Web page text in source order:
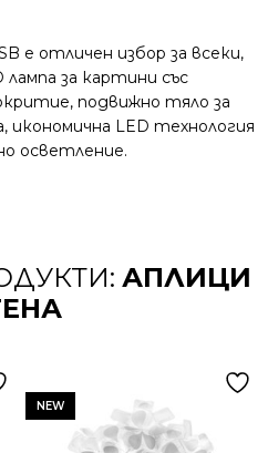
е отличен избор за всеки,
за картини със
подвижно тяло за
икономична LED технология
осветление.
АПЛИЦИ
NEW